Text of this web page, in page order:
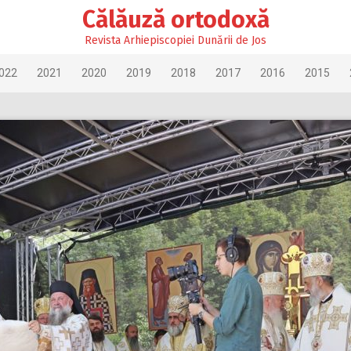
Călăuză ortodoxă
Revista Arhiepiscopiei Dunării de Jos
2021 2020 2019 2018 2017 2016 2015